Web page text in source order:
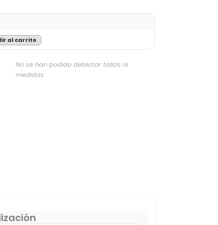
al carrito
No se han podido detectar tallas ni
medidas.